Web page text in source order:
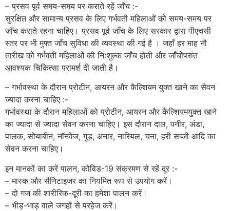
– प्रसव पूर्व समय-समय पर कराते रहें जाँच :-
सुरक्षित और सामान्य प्रसव के लिए गर्भवती महिलाओं को समय-समय पर
जाँच कराते रहना चाहिए। प्रसव पूर्व जाँच के लिए सरकार द्वारा पीएचसी
स्तर पर भी मुफ्त जाँच सुविधा की व्यवस्था की गई है । जहाँ हर माह नौ
तारीख को गर्भवती महिलाओं की निःशुल्क जाँच होती और जाँचोपरांत
आवश्यक चिकित्सा परामर्श दी जाती है।
– गर्भावस्था के दौरान प्रोटीन, आयरन और कैल्शियम युक्त खाने का सेवन
ज्यादा करना चाहिए :-
गर्भावस्था के दौरान महिलाओं को प्रोटीन, आयरन और कैल्शियमयुक्त खाने
का ज्यादा से ज्यादा सेवन करना चाहिए। इस दौरान दाल, पनीर, अंडा,
पालक, सोयाबीन, नॉनवेज, गुड़, अनार, नारियल, चना, हरी सब्जी आदि का
सेवन करना चाहिए।
इन मानकों का करें पालन, कोविड-19 संक्रमण से रहें दूर :-
– मास्क और सैनिटाइजर का नियमित रूप से उपयोग करें।
– दो गज की शारीरिक-दूरी का हमेशा पालन करें।
– भीड़-भाड़ वाले जगहों से परहेज करें।